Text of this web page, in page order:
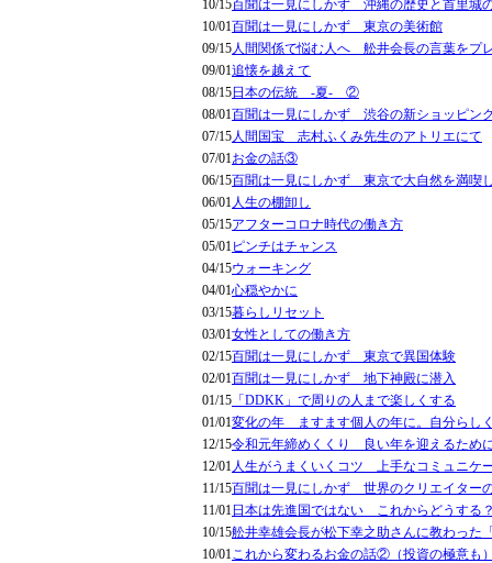
10/15百聞は一見にしかず 沖縄の歴史と首里城
10/01百聞は一見にしかず 東京の美術館
09/15人間関係で悩む人へ 舩井会長の言葉をプ
09/01追懐を越えて
08/15日本の伝統 -夏- ②
08/01百聞は一見にしかず 渋谷の新ショッピン
07/15人間国宝 志村ふくみ先生のアトリエにて
07/01お金の話③
06/15百聞は一見にしかず 東京で大自然を満喫
06/01人生の棚卸し
05/15アフターコロナ時代の働き方
05/01ピンチはチャンス
04/15ウォーキング
04/01心穏やかに
03/15暮らしリセット
03/01女性としての働き方
02/15百聞は一見にしかず 東京で異国体験
02/01百聞は一見にしかず 地下神殿に潜入
01/15 「DDKK」で周りの人まで楽しくする
01/01変化の年 ますます個人の年に。自分らし
12/15令和元年締めくくり 良い年を迎えるため
12/01人生がうまくいくコツ 上手なコミュニケ
11/15百聞は一見にしかず 世界のクリエイター
11/01日本は先進国ではない これからどうする
10/15舩井幸雄会長が松下幸之助さんに教わった
10/01これから変わるお金の話②（投資の極意も